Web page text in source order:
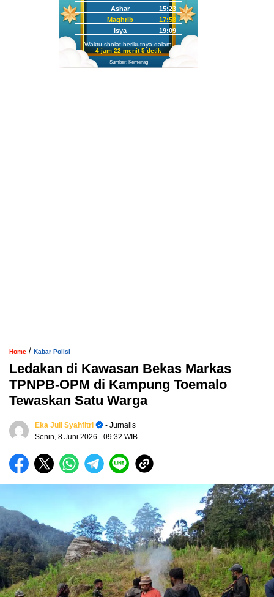
Ashar
15:23
Maghrib
17:58
Isya
19:09
Waktu sholat berikutnya dalam:
4 jam 22 menit 3 detik
Sumber: Kemenag
Home / Kabar Polisi
Ledakan di Kawasan Bekas Markas
TPNPB-OPM di Kampung Toemalo
Tewaskan Satu Warga
Eka Juli Syahfitri
- Jurnalis
Senin, 8 Juni 2026 - 09:32 WIB